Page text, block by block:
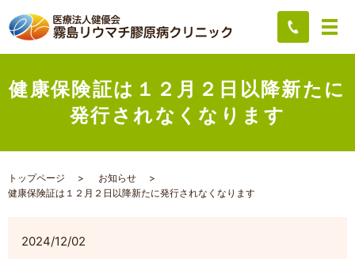
健康保険証は１２月２日以降新たに
発行されなくなります
トップページ
お知らせ
健康保険証は１２月２日以降新たに発行されなくなります
2024/12/02